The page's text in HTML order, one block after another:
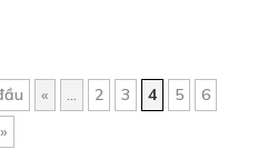
« ... 2 3 4 5
6